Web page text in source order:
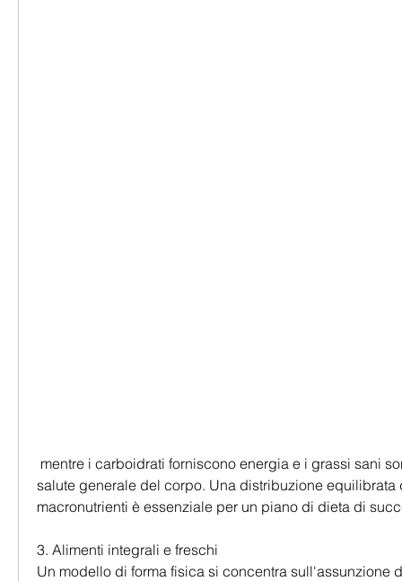
salute generale del corpo. Una distribuzione equilibrata
macronutrienti è essenziale per un piano di dieta di
3. Alimenti integrali e freschi
Un modello di forma fisica si concentra sull'assunzione